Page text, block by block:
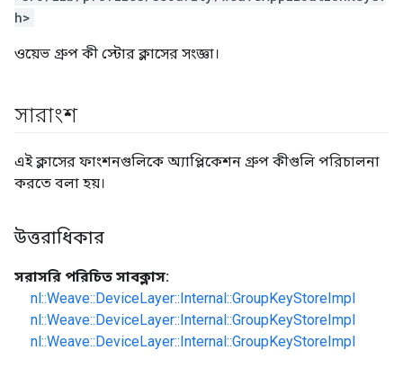
h>
ওয়েভ গ্রুপ কী স্টোর ক্লাসের সংজ্ঞা।
সারাংশ
এই ক্লাসের ফাংশনগুলিকে অ্যাপ্লিকেশন গ্রুপ কীগুলি পরিচালনা
করতে বলা হয়।
উত্তরাধিকার
সরাসরি পরিচিত সাবক্লাস:
nl::Weave::DeviceLayer::Internal::GroupKeyStoreImpl
nl::Weave::DeviceLayer::Internal::GroupKeyStoreImpl
nl::Weave::DeviceLayer::Internal::GroupKeyStoreImpl